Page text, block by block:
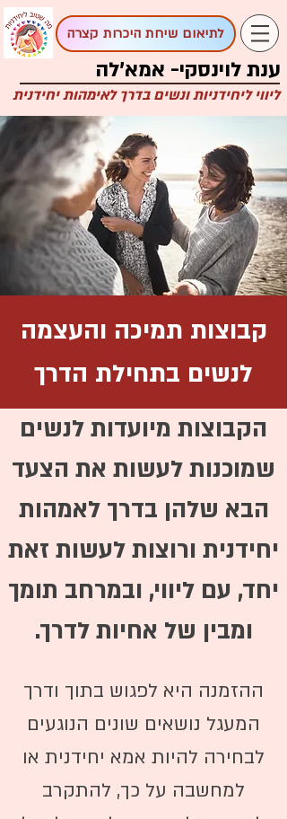
ענת לוינסקי- אמא'לה
ליווי ליחידניות ונשים בדרך לאימהות יחידנית
לתיאום שיחת היכרות קצרה
קבוצות תמיכה והעצמה
לנשים בתחילת הדרך
הקבוצות מיועדות לנשים
שמוכנות לעשות את הצעד
הבא שלהן בדרך לאמהות
יחידנית ורוצות לעשות זאת
יחד, עם ליווי, ובמרחב תומך
ומבין של אחיות לדרך.
ההזמנה היא לפגוש בתוך ודרך
המעגל נושאים שונים הנוגעים
לבחירה להיות אמא יחידנית או
למחשבה על כך, להתקרב